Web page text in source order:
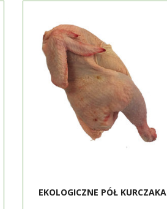
EKOLOGICZNE PÓŁ KURCZAKA